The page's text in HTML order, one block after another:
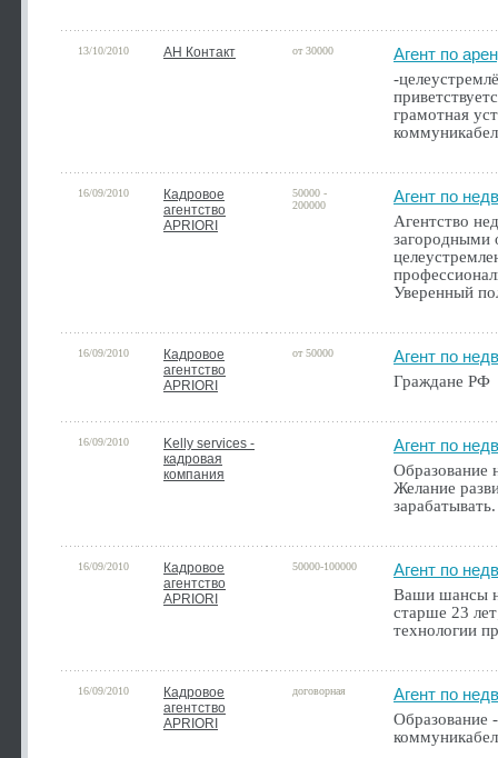
13/10/2010 АН Контакт от 30000
Агент по
-
грамотная
16/09/2010
Кадровое
агентство
APRIORI
50000 -
200000
Агент по
Агентство
загородными
Уверенный
16/09/2010
Кадровое
агентство
APRIORI
от 50000
Агент по
Граждане РФ
16/09/2010
Kelly services -
кадровая
компания
Агент по
Образование
Желание
зарабатывать.
16/09/2010
Кадровое
агентство
APRIORI
50000-100000
Агент по
Ваши шансы
старше 23
технологии
16/09/2010
Кадровое
агентство
APRIORI
договорная
Агент по
Образование